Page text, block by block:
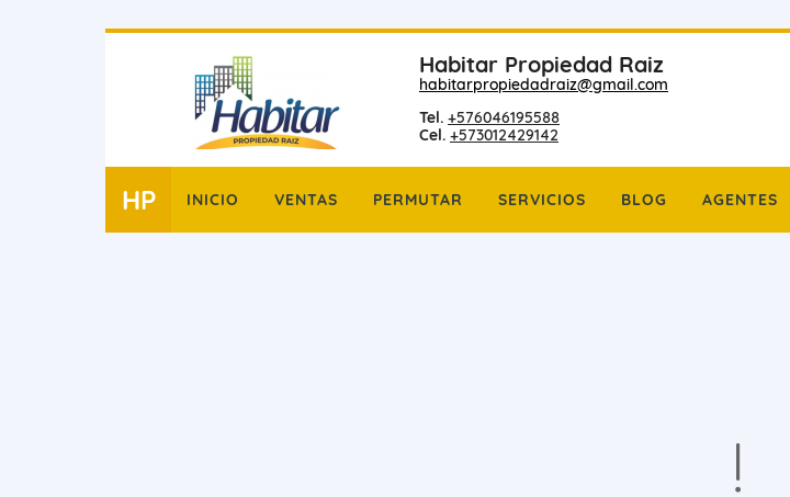
Habitar Propiedad Raiz
habitarpropiedadraiz@gmail.com
Tel. +576046195588
Cel. +573012429142
HP INICIO VENTAS PERMUTAR SERVICIOS BLOG AGENTES